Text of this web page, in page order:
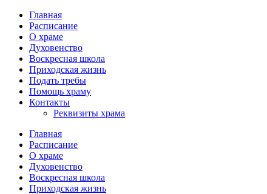
Главная
Расписание
О храме
Духовенство
Воскресная школа
Приходская жизнь
Подать требы
Помощь храму
Контакты
Реквизиты храма
Главная
Расписание
О храме
Духовенство
Воскресная школа
Приходская жизнь